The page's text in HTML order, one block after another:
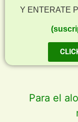
Y ENTERATE
Para el